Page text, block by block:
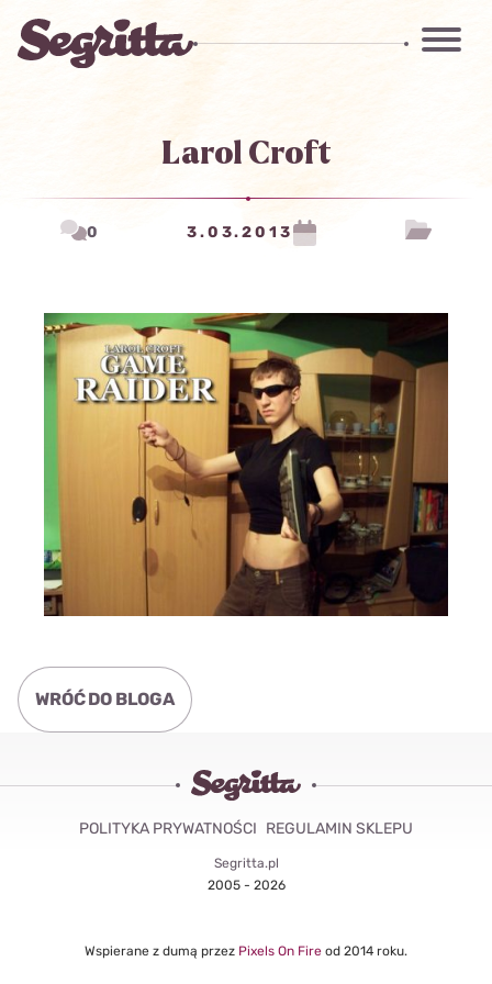
Larol Croft
0 3.03.2013
WRÓĆ DO BLOGA
Segritta.pl
2005 - 2026
POLITYKA PRYWATNOŚCI REGULAMIN SKLEPU
Wspierane z dumą przez Pixels On Fire od 2014 roku.